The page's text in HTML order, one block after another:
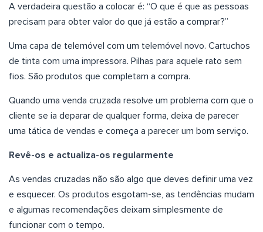
A verdadeira questão a colocar é: “O que é que as pessoas
precisam para obter valor do que já estão a comprar?”
Uma capa de telemóvel com um telemóvel novo. Cartuchos
de tinta com uma impressora. Pilhas para aquele rato sem
fios. São produtos que completam a compra.
Quando uma venda cruzada resolve um problema com que o
cliente se ia deparar de qualquer forma, deixa de parecer
uma tática de vendas e começa a parecer um bom serviço.
Revê-os e actualiza-os regularmente
As vendas cruzadas não são algo que deves definir uma vez
e esquecer. Os produtos esgotam-se, as tendências mudam
e algumas recomendações deixam simplesmente de
funcionar com o tempo.